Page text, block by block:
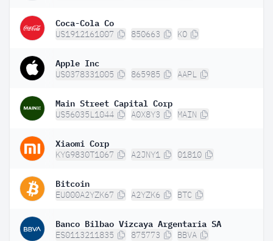
Coca-Cola Co
US1912161007 850663 KO
Apple Inc
US0378331005 865985 AAPL
Main Street Capital Corp
US56035L1044 A0X8Y3 MAIN
Xiaomi Corp
KYG9830T1067 A2JNY1 01810
Bitcoin
EU000A2YZK67 A2YZK6 BTC
Banco Bilbao Vizcaya Argentaria SA
ES0113211835 875773 BBVA